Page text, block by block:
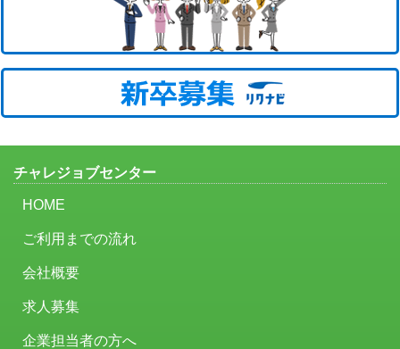
チャレジョブセンター
HOME
ご利用までの流れ
会社概要
求人募集
企業担当者の方へ